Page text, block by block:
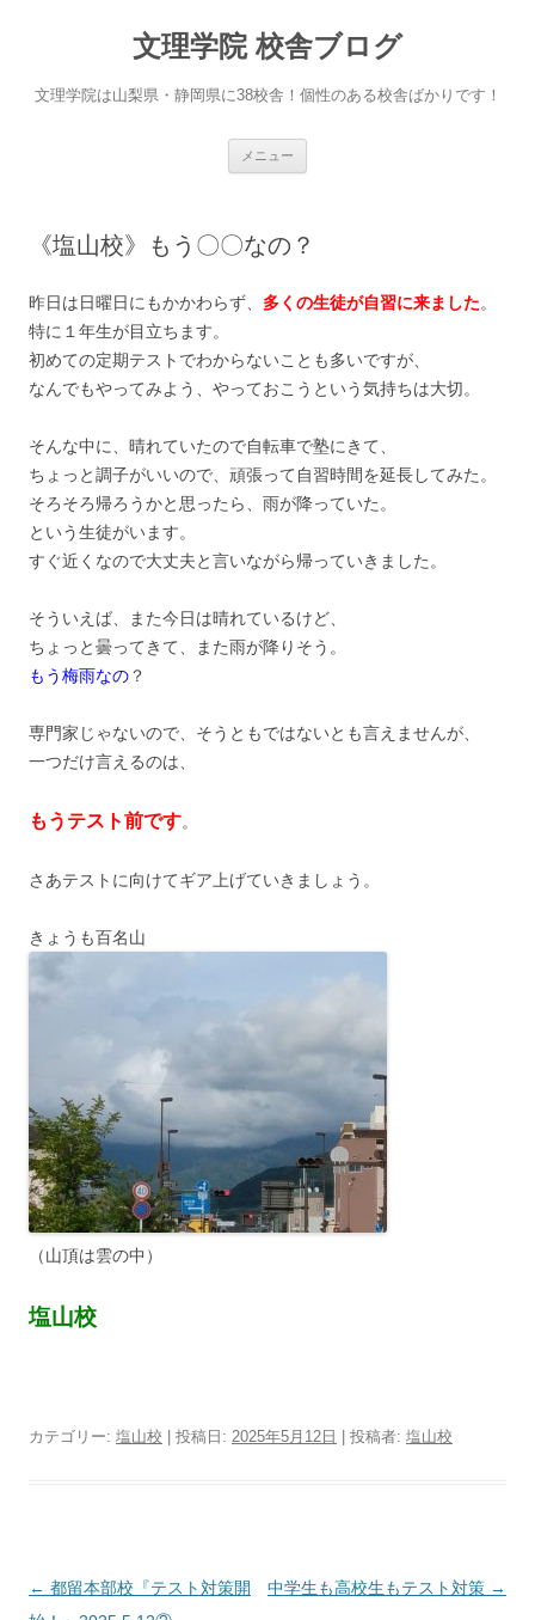
文理学院 校舎ブログ
文理学院は山梨県・静岡県に38校舎！個性のある校舎ばかりです！
メニュー
ス
プ
《塩山校》もう〇〇なの？
昨日は日曜日にもかかわらず、 多くの生徒が自習に来ました。
特に１年生が目立ちます。
初めての定期テストでわからないことも多いですが、
なんでもやってみよう、やっておこうという気持ちは大切。
そんな中に、晴れていたので自転車で塾にきて、
ちょっと調子がいいので、頑張って自習時間を延長してみた。
そろそろ帰ろうかと思ったら、雨が降っていた。
という生徒がいます。
すぐ近くなので大丈夫と言いながら帰っていきました。
そういえば、また今日は晴れているけど、
ちょっと曇ってきて、また雨が降りそう。
もう梅雨なの ？
専門家じゃないので、そうともではないとも言えませんが、
一つだけ言えるのは、
もうテスト前です。
さあテストに向けてギア上げていきましょう。
きょうも百名山
（山頂は雲の中）
塩山校
カテゴリー: 塩山校 | 投稿日: 2025年5月12日 投稿者: 塩山校
投
← 都留本部校『テスト対策開
中学生も高校生もテスト対策 →